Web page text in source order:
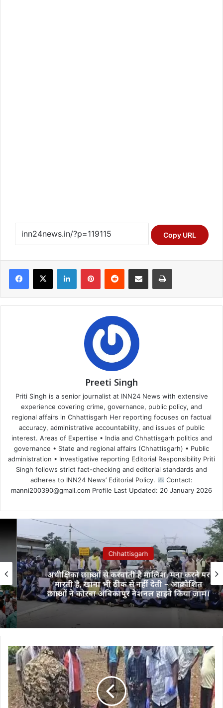
Copy URL
Facebook
X LinkedInPinterestReddit Share via Email Print
Preeti Singh
Priti Singh is a senior journalist at INN24 News with extensive
experience covering crime, governance, public policy, and
regional affairs in Chhattisgarh Her reporting focuses on factual
accuracy, administrative accountability, and issues of public
interest. Areas of Expertise • India and Chhattisgarh politics and
governance • State and regional affairs (Chhattisgarh) • Public
administration • Investigative reporting Editorial Responsibility Priti
Singh follows strict fact-checking and editorial standards and
adheres to INN24 News’ Editorial Policy.
Contact:
manni200390@gmail.com Profile Last Updated: 20 January 2026
Chhattisgarh
अधीक्षिका छात्राओं से करवाती है मालिश, मना करने पर
मारती है, खाना भी ठीक से नहीं देती – आक्रोशित
छात्राओं ने कोरबा अंबिकापुर नेशनल हाइवे किया जाम।
शादी
से
पहले
होने
वाले
पति